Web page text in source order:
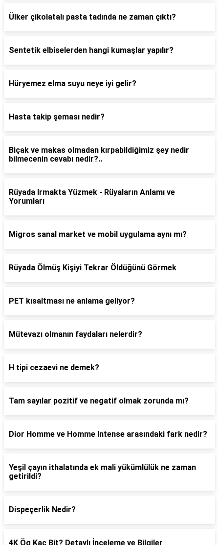
Ülker çikolatalı pasta tadında ne zaman çıktı?
Sentetik elbiselerden hangi kumaşlar yapılır?
Hüryemez elma suyu neye iyi gelir?
Hasta takip şeması nedir?
Biçak ve makas olmadan kırpabildiğimiz şey nedir
bilmecenin cevabı nedir?..
Rüyada Irmakta Yüzmek - Rüyaların Anlamı ve
Yorumları
Migros sanal market ve mobil uygulama aynı mı?
Rüyada Ölmüş Kişiyi Tekrar Öldüğünü Görmek
PET kısaltması ne anlama geliyor?
Mütevazı olmanın faydaları nelerdir?
H tipi cezaevi ne demek?
Tam sayılar pozitif ve negatif olmak zorunda mı?
Dior Homme ve Homme Intense arasındaki fark nedir?
Yeşil çayın ithalatında ek mali yükümlülük ne zaman
getirildi?
Dispeçerlik Nedir?
4K Ög Kaç Bit? Detaylı İnceleme ve Bilgiler